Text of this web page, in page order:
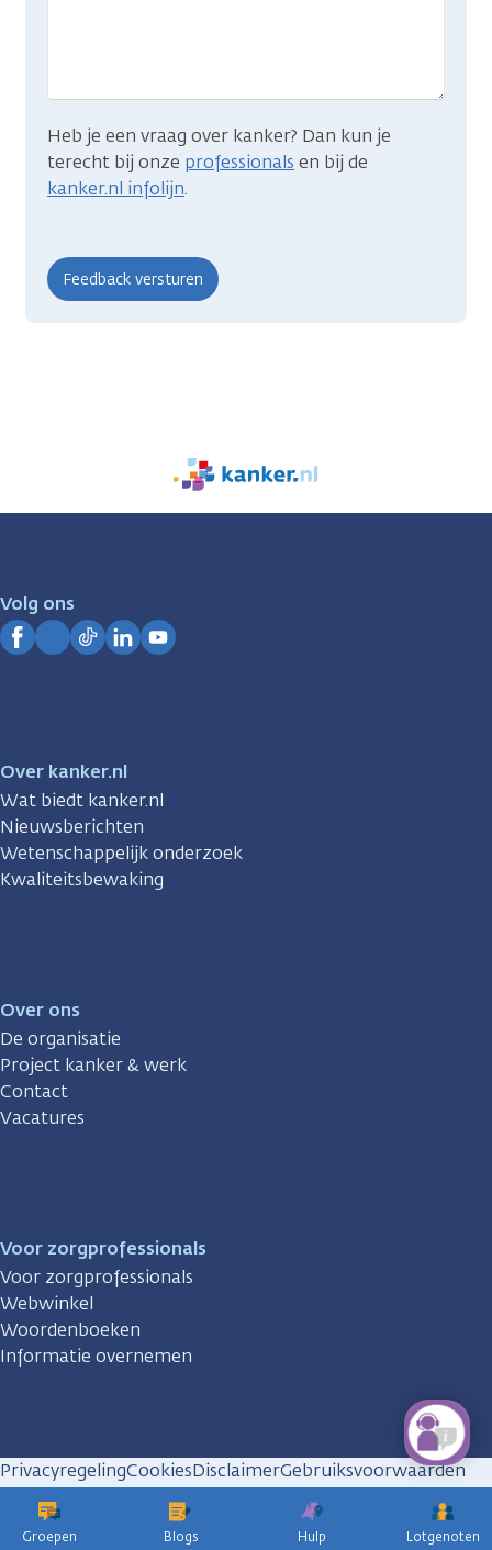
Groepen Blogs Hulp Lotgenoten
Heb je een vraag over kanker? Dan kun je
terecht bij onze professionals en bij de
kanker.nl infolijn.
We
zijn
Volg ons
Over kanker.nl
Wat biedt kanker.nl
Nieuwsberichten
Wetenschappelijk onderzoek
Kwaliteitsbewaking
Over ons
De organisatie
Project kanker & werk
Contact
Vacatures
Voor zorgprofessionals
Voor zorgprofessionals
Webwinkel
Woordenboeken
Informatie overnemen
PrivacyregelingCookiesDisclaimerGebruiksvoorwaarden
Huisregels